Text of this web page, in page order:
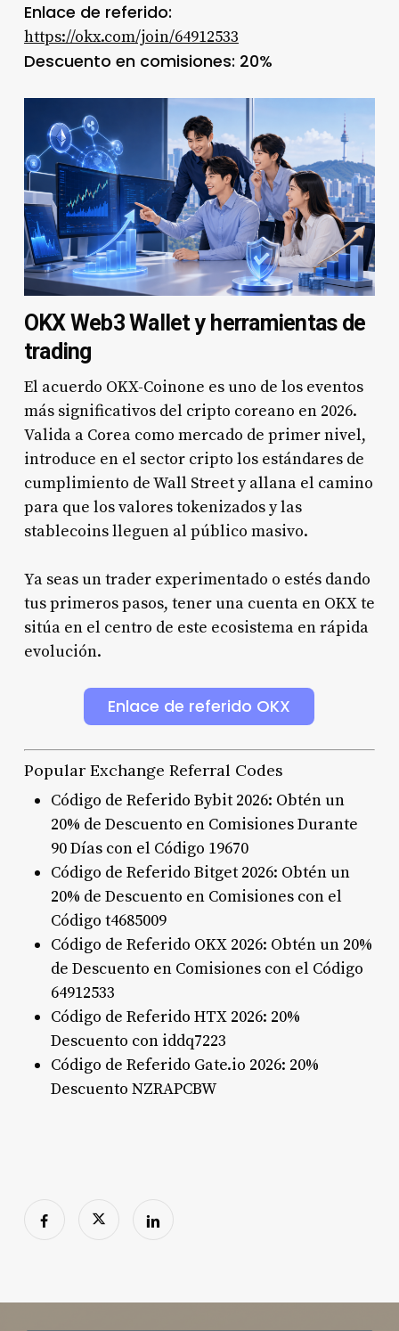
Enlace de referido:
https://okx.com/join/64912533
Descuento en comisiones: 20%
OKX Web3 Wallet y herramientas de
trading
El acuerdo OKX-Coinone es uno de los eventos
más significativos del cripto coreano en 2026.
Valida a Corea como mercado de primer nivel,
introduce en el sector cripto los estándares de
cumplimiento de Wall Street y allana el camino
para que los valores tokenizados y las
stablecoins lleguen al público masivo.
Ya seas un trader experimentado o estés dando
tus primeros pasos, tener una cuenta en OKX te
sitúa en el centro de este ecosistema en rápida
evolución.
Enlace de referido OKX
Popular Exchange Referral Codes
Código de Referido Bybit 2026: Obtén un
20% de Descuento en Comisiones Durante
90 Días con el Código 19670
Código de Referido Bitget 2026: Obtén un
20% de Descuento en Comisiones con el
Código t4685009
Código de Referido OKX 2026: Obtén un 20%
de Descuento en Comisiones con el Código
64912533
Código de Referido HTX 2026: 20%
Descuento con iddq7223
Código de Referido Gate.io 2026: 20%
Descuento NZRAPCBW